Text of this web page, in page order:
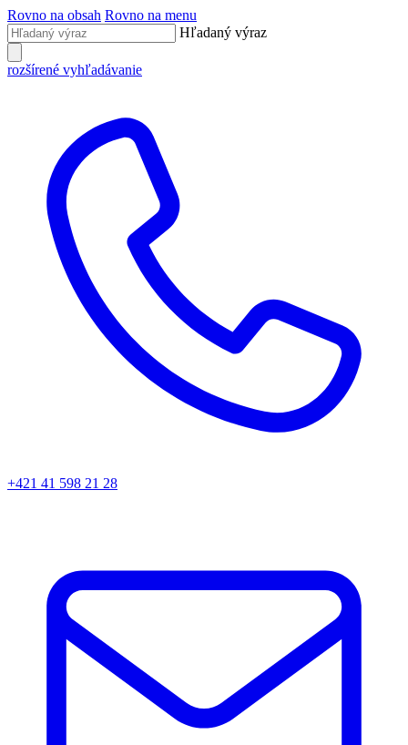
Rovno na obsah Rovno na menu
Hľadaný výraz
rozšírené vyhľadávanie
+421 41 598 21 28